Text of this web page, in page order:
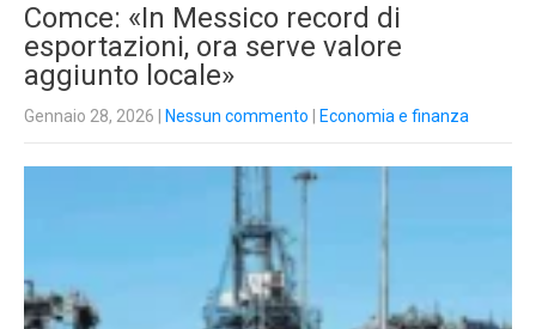
Comce: «In Messico record di
esportazioni, ora serve valore
aggiunto locale»
Gennaio 28, 2026 Nessun commento Economia e finanza